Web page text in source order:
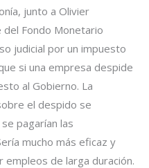
junto a Olivier
del Fondo Monetario
judicial por un impuesto
si una empresa despide
al Gobierno. La
el despido se
pagarían las
mucho más eficaz y
empleos de larga duración.